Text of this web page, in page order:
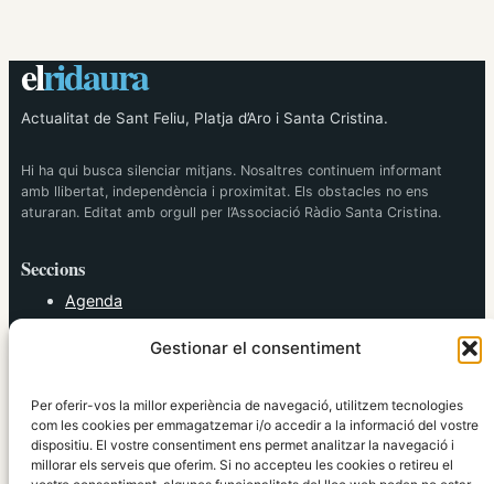
Gestionar el consentiment
Per oferir-vos la millor experiència de navegació, utilitzem tecnologies
com les cookies per emmagatzemar i/o accedir a la informació del vostre
dispositiu. El vostre consentiment ens permet analitzar la navegació i
millorar els serveis que oferim. Si no accepteu les cookies o retireu el
elridaura
Actualitat de Sant Feliu, Platja d’Aro i Santa Cristina.
Hi ha qui busca silenciar mitjans. Nosaltres continuem informant
amb llibertat, independència i proximitat. Els obstacles no ens
aturaran. Editat amb orgull per l’Associació Ràdio Santa Cristina.
Seccions
Agenda
Cultura
Política
Societat
Tendències